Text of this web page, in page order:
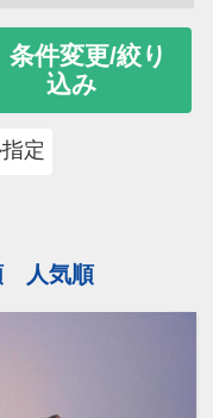
条件変更/絞り
込み
定
人気順